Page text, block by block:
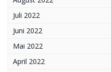
Juli 2022
Juni 2022
Mai 2022
April 2022